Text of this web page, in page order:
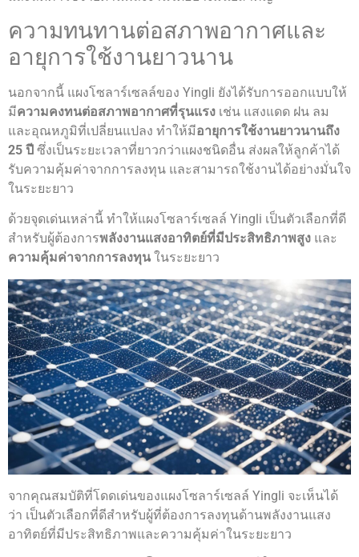
ความทนทานต่อสภาพอากาศและ
อายุการใช้งานยาวนาน
นอกจากนี้ แผงโซลาร์เซลล์ของ Yingli ยังได้รับการออกแบบให้
มีความคงทนต่อสภาพอากาศที่รุนแรง เช่น แสงแดด ฝน ลม
และอุณหภูมิที่เปลี่ยนแปลง ทำให้มีอายุการใช้งานยาวนานถึง
25 ปี ซึ่งเป็นระยะเวลาที่ยาวกว่าแผงชนิดอื่น ส่งผลให้ลูกค้าได้
รับความคุ้มค่าจากการลงทุน และสามารถใช้งานได้อย่างมั่นใจ
ในระยะยาว
ด้วยจุดเด่นเหล่านี้ ทำให้แผงโซลาร์เซลล์ Yingli เป็นตัวเลือกที่ดี
สำหรับผู้ต้องการพลังงานแสงอาทิตย์ที่มีประสิทธิภาพสูง และ
ความคุ้มค่าจากการลงทุน ในระยะยาว
จากคุณสมบัติที่โดดเด่นของแผงโซลาร์เซลล์ Yingli จะเห็นได้
ว่า เป็นตัวเลือกที่ดีสำหรับผู้ที่ต้องการลงทุนด้านพลังงานแสง
อาทิตย์ที่มีประสิทธิภาพและความคุ้มค่าในระยะยาว